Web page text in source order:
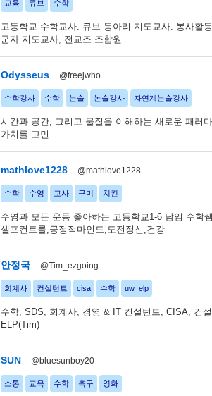
교육 큐브 수학
고등학교 수학교사. 큐브 동아리 지도교사. 봉사활
군자 지도교사, 전교조 조합원
Odysseus @freejwho
수학강사 수학 논술 논술강사 자연계논술강사
시간과 공간, 그리고 물질을 이해하는 새로운 패러
가치를 고민
mathlove1228 @mathlove1228
수학 수영 교사 구미 치킨
수영과 모든 운동 좋아하는 고등학교1-6 담임 수학
셀프컨트롤,긍정적마인드,도전정신,건강
안정국 @Tim_ezgoing
회계사 컨설턴트 cisa 수학 uw_elp
수학, SDS, 회계사, 경영 & IT 컨설턴트, CISA, 건
ELP(Tim)
SUN @bluesunboy20
소통 교육 수학 축구 영화